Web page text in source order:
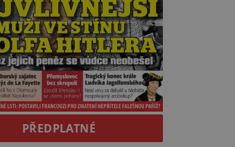
PŘEDPLATNÉ